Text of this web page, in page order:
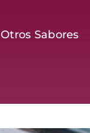
Otros Sabores